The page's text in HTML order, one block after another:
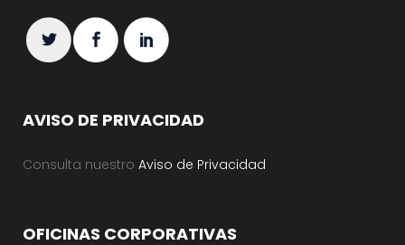
AVISO DE PRIVACIDAD
Consulta nuestro Aviso de Privacidad
OFICINAS CORPORATIVAS